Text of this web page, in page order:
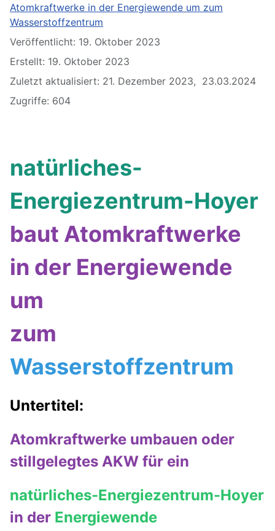
Atomkraftwerke in der Energiewende um zum
Wasserstoffzentrum
Veröffentlicht: 19. Oktober 2023
Erstellt: 19. Oktober 2023
Zuletzt aktualisiert: 21. Dezember 2023, 23.03.2024
Zugriffe: 604
natürliches-
Energiezentrum-Hoyer
baut Atomkraftwerke
in der Energiewende
um
zum
Wasserstoffzentrum
Untertitel:
Atomkraftwerke umbauen oder
stillgelegtes AKW für ein
natürliches-Energiezentrum-Hoyer
in der Energiewende